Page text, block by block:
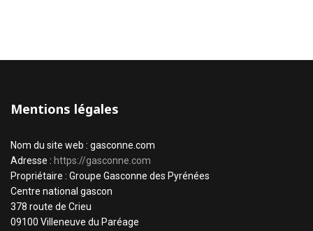
Mentions légales
Nom du site web : gasconne.com
Adresse : https://gasconne.com
Propriétaire : Groupe Gasconne des Pyrénées
Centre national gascon
378 route de Crieu
09100 Villeneuve du Paréage